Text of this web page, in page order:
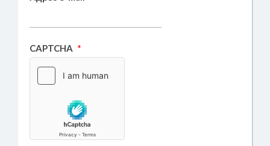
CAPTCHA *